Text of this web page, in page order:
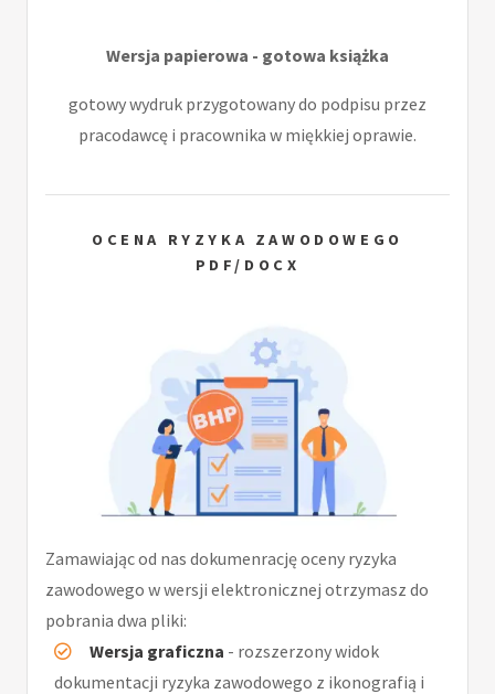
Wersja papierowa - gotowa książka
gotowy wydruk przygotowany do podpisu przez
pracodawcę i pracownika w miękkiej oprawie.
OCENA RYZYKA ZAWODOWEGO
PDF/DOCX
Zamawiając od nas dokumenrację oceny ryzyka
zawodowego w wersji elektronicznej otrzymasz do
pobrania dwa pliki:
Wersja graficzna - rozszerzony widok
dokumentacji ryzyka zawodowego z ikonografią i